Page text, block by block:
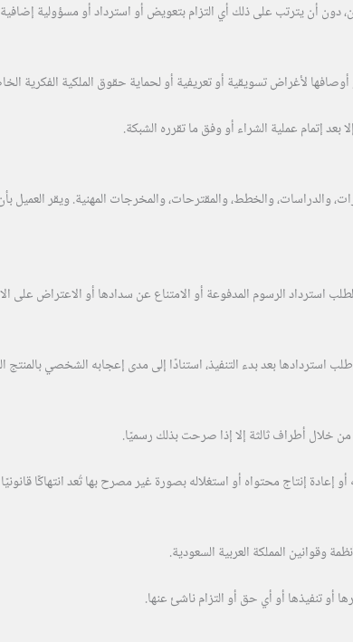
أن يترتب على ذلك أي التزام بتعويض أو استرداد أو مسؤولية
لأغراض تسويقية أو تعريفية أو لحماية حقوق الملكية الفكرية
بعد إتمام عملية الشراء أو وفق ما تقرره الشبكة.
والدراسات، والخطط، والمقترحات، والمخرجات المهنية. ويقر
الرسوم المدفوعة أو الامتناع عن سدادها أو الاعتراض على
استردادها بعد بدء التنفيذ، استنادًا إلى مدى إعجابه الشخصي بالمنتج
خلال أطراف ثالثة إلا إذا صرحت بذلك رسميًا.
إنتاج محتواه أو استغلاله بصورة غير مصرح بها تُعد انتهاكًا
وقوانين المملكة العربية السعودية.
أو تنفيذها أو أي حق أو التزام ناشئ عنها.